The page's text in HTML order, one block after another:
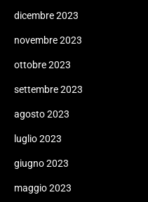
dicembre 2023
novembre 2023
ottobre 2023
settembre 2023
agosto 2023
luglio 2023
giugno 2023
maggio 2023